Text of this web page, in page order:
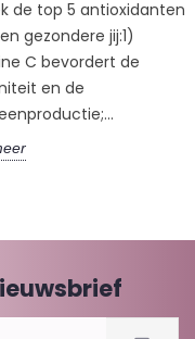
de top 5 antioxidanten
gezondere jij:1)
C bevordert de
en de